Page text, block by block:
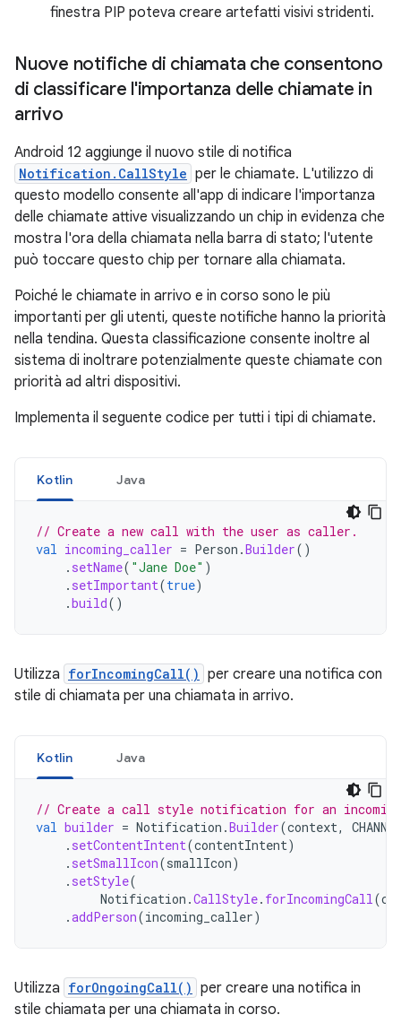
finestra PIP poteva creare artefatti visivi stridenti.
Nuove notifiche di chiamata che consentono
di classificare l'importanza delle chiamate in
arrivo
Android 12 aggiunge il nuovo stile di notifica
Notification.CallStyle per le chiamate. L'utilizzo di
questo modello consente all'app di indicare l'importanza
delle chiamate attive visualizzando un chip in evidenza che
mostra l'ora della chiamata nella barra di stato; l'utente
può toccare questo chip per tornare alla chiamata.
Poiché le chiamate in arrivo e in corso sono le più
importanti per gli utenti, queste notifiche hanno la priorità
nella tendina. Questa classificazione consente inoltre al
sistema di inoltrare potenzialmente queste chiamate con
priorità ad altri dispositivi.
Implementa il seguente codice per tutti i tipi di chiamate.
Kotlin Java
// Create a new call with the user as caller.
val incoming_caller = Person .Builder()
. setName( "Jane Doe" )
. setImportant(true)
.build()
Utilizza forIncomingCall() per creare una notifica con
stile di chiamata per una chiamata in arrivo.
Kotlin Java
// Create a call style notification for an
val builder = Notification .Builder(context,
. setContentIntent(contentIntent)
. setSmallIcon(smallIcon)
. setStyle(
Notification .CallStyle. forIncomingCall (
.addPerson(incoming_caller)
Utilizza forOngoingCall() per creare una notifica in
stile chiamata per una chiamata in corso.